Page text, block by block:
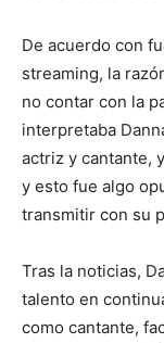
De acuerdo con
streaming, la
no contar con la
interpretaba
actriz y cantante,
y esto fue algo
transmitir con su
Tras la noticias,
talento en
como cantante,